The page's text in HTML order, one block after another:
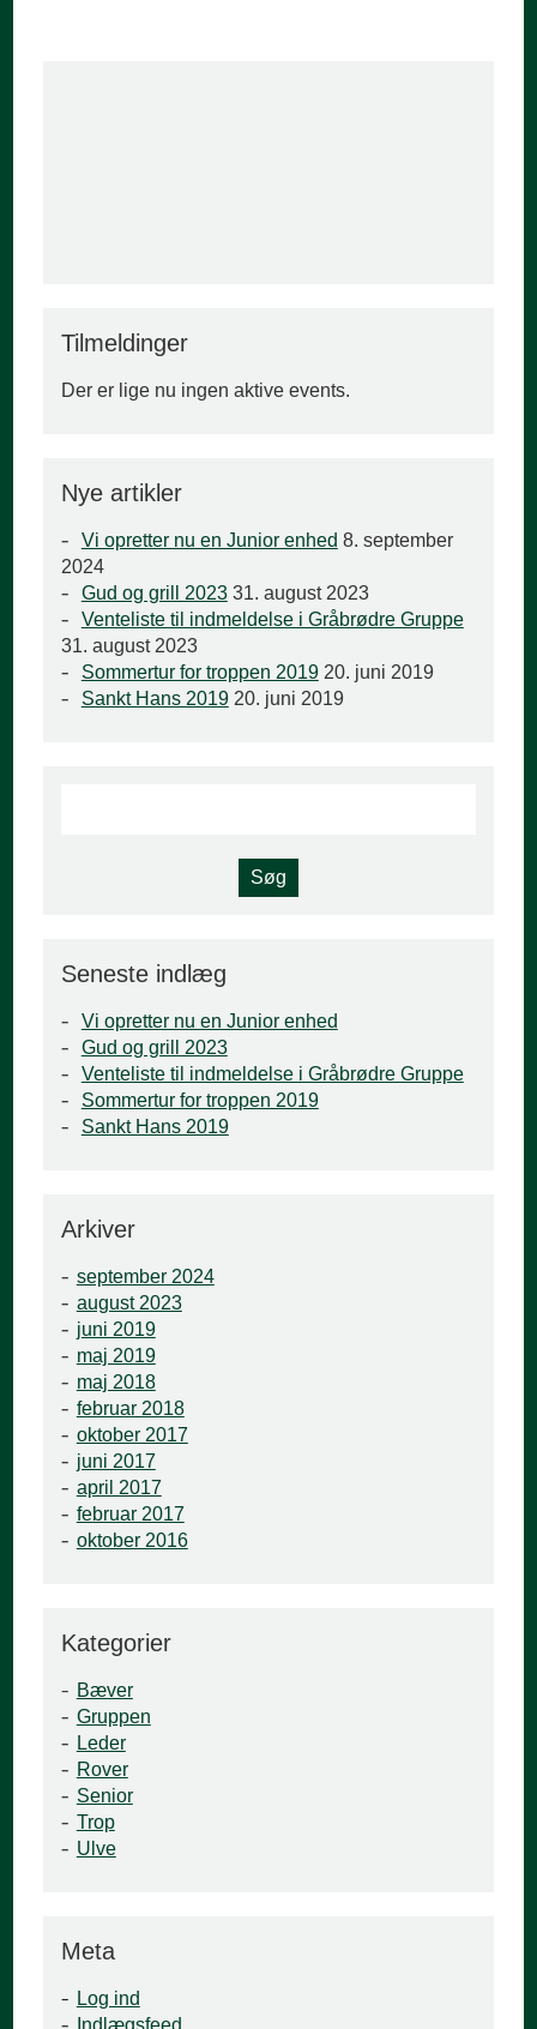
Tilmeldinger
Der er lige nu ingen aktive events.
Nye artikler
Vi opretter nu en Junior enhed 8. september
2024
Gud og grill 2023 31. august 2023
Venteliste til indmeldelse i Gråbrødre Gruppe
31. august 2023
Sommertur for troppen 2019 20. juni 2019
Sankt Hans 2019 20. juni 2019
Seneste indlæg
Vi opretter nu en Junior enhed
Gud og grill 2023
Venteliste til indmeldelse i Gråbrødre Gruppe
Sommertur for troppen 2019
Sankt Hans 2019
Arkiver
september 2024
august 2023
juni 2019
maj 2019
maj 2018
februar 2018
oktober 2017
juni 2017
april 2017
februar 2017
oktober 2016
Kategorier
Bæver
Gruppen
Leder
Rover
Senior
Trop
Ulve
Meta
Log ind